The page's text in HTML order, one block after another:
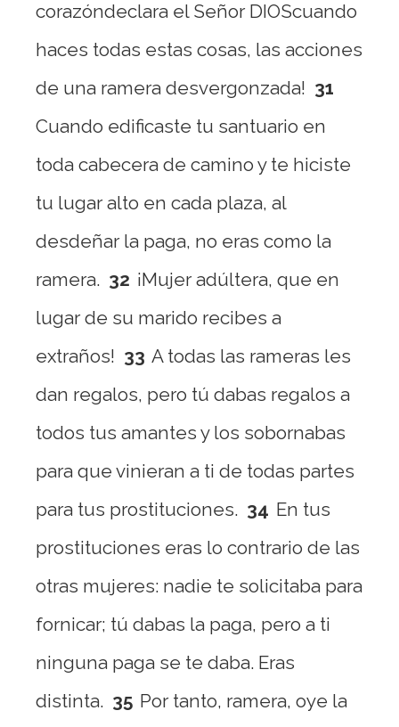
corazóndeclara el Señor DIOScuando
haces todas estas cosas, las acciones
de una ramera desvergonzada! 31
Cuando edificaste tu santuario en
toda cabecera de camino y te hiciste
tu lugar alto en cada plaza, al
desdeñar la paga, no eras como la
ramera. 32 ¡Mujer adúltera, que en
lugar de su marido recibes a
extraños! 33 A todas las rameras les
dan regalos, pero tú dabas regalos a
todos tus amantes y los sobornabas
para que vinieran a ti de todas partes
para tus prostituciones. 34 En tus
prostituciones eras lo contrario de las
otras mujeres: nadie te solicitaba para
fornicar; tú dabas la paga, pero a ti
ninguna paga se te daba. Eras
distinta. 35 Por tanto, ramera, oye la